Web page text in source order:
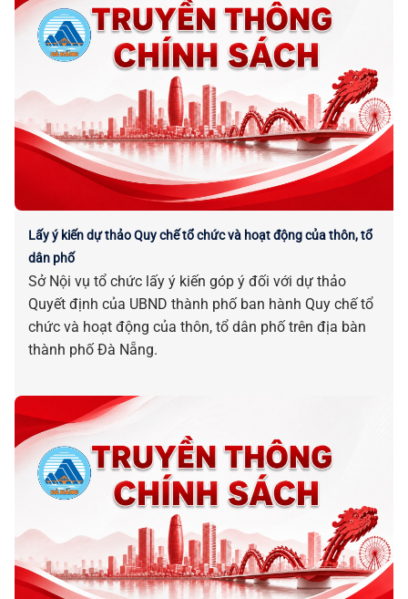
Lấy ý kiến dự thảo Quy chế tổ chức và hoạt động của thôn, tổ
dân phố
Sở Nội vụ tổ chức lấy ý kiến góp ý đối với dự thảo
Quyết định của UBND thành phố ban hành Quy chế tổ
chức và hoạt động của thôn, tổ dân phố trên địa bàn
thành phố Đà Nẵng.